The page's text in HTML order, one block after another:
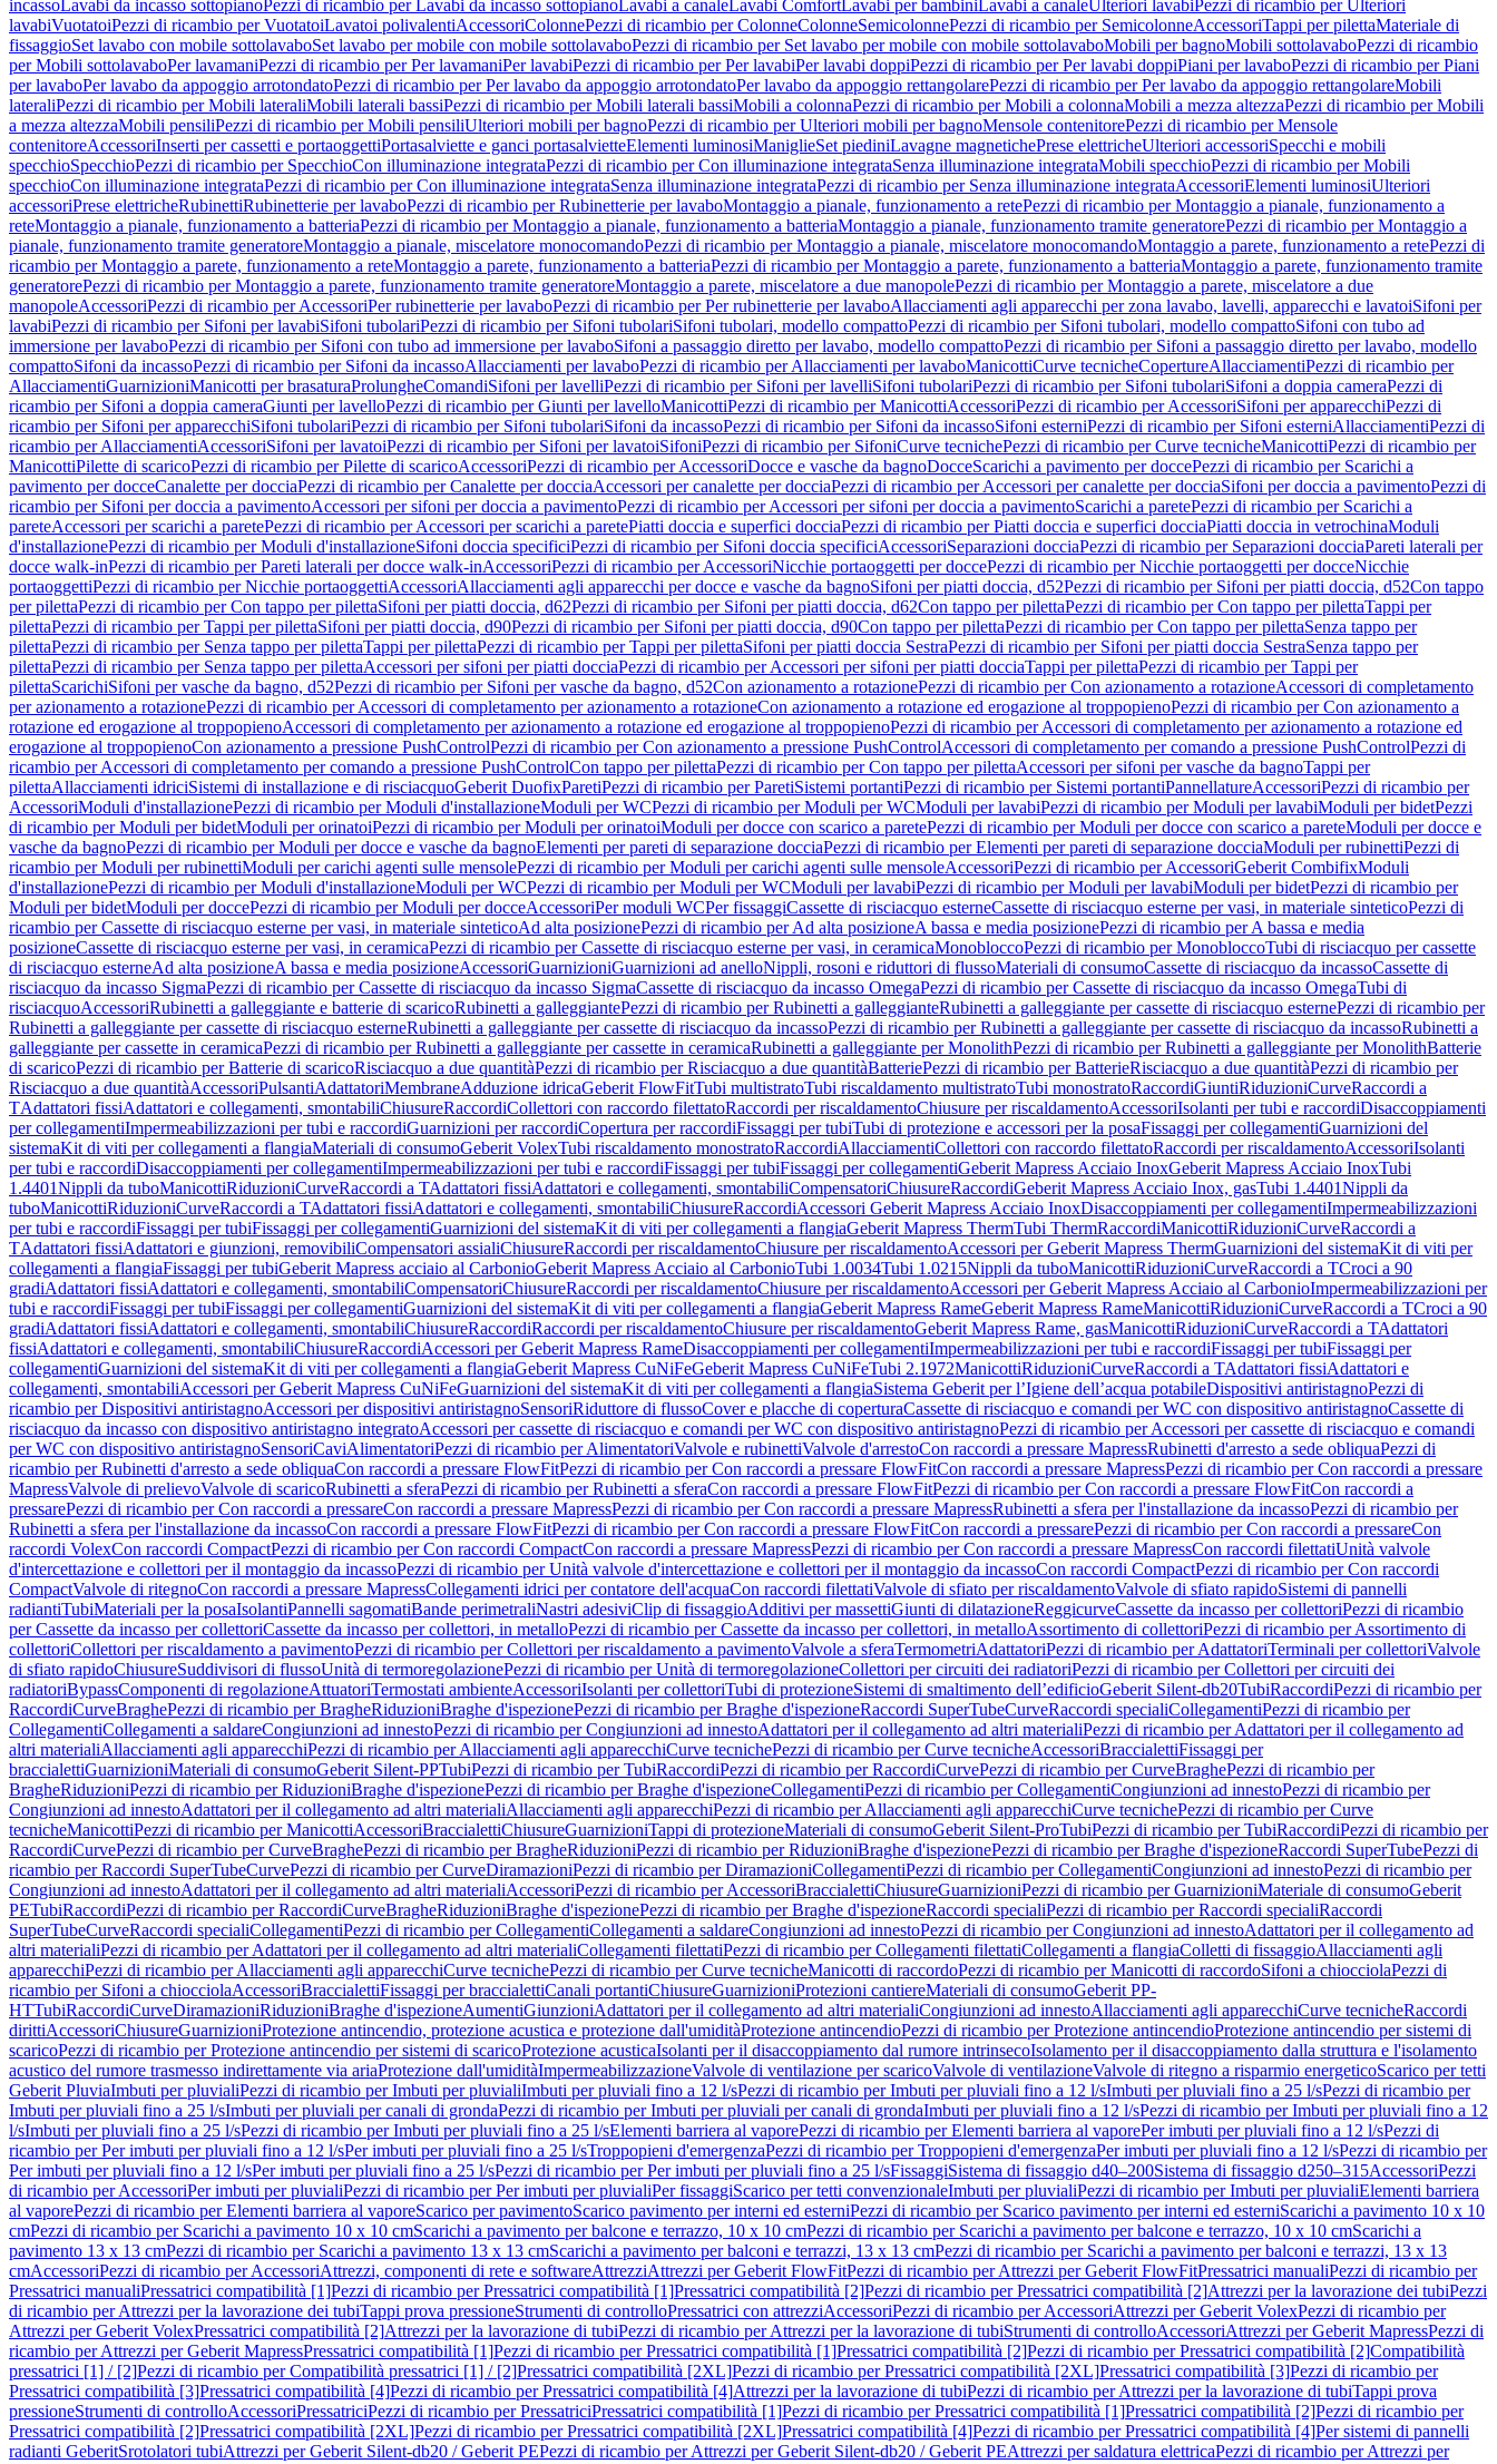
incassoLavabi da incasso sottopianoPezzi di ricambio per Lavabi da incasso sottopianoLavabi a canaleLavabi ComfortLavabi per bambiniLavabi a canaleUlteriori lavabiPezzi di ricambio per Ulteriori
lavabiVuotatoiPezzi di ricambio per VuotatoiLavatoi polivalentiAccessoriColonnePezzi di ricambio per ColonneColonneSemicolonnePezzi di ricambio per SemicolonneAccessoriTappi per pilettaMateriale di
fissaggioSet lavabo con mobile sottolavaboSet lavabo per mobile con mobile sottolavaboPezzi di ricambio per Set lavabo per mobile con mobile sottolavaboMobili per bagnoMobili sottolavaboPezzi di ricambio
per Mobili sottolavaboPer lavamaniPezzi di ricambio per Per lavamaniPer lavabiPezzi di ricambio per Per lavabiPer lavabi doppiPezzi di ricambio per Per lavabi doppiPiani per lavaboPezzi di ricambio per Piani
per lavaboPer lavabo da appoggio arrotondatoPezzi di ricambio per Per lavabo da appoggio arrotondatoPer lavabo da appoggio rettangolarePezzi di ricambio per Per lavabo da appoggio rettangolareMobili
lateraliPezzi di ricambio per Mobili lateraliMobili laterali bassiPezzi di ricambio per Mobili laterali bassiMobili a colonnaPezzi di ricambio per Mobili a colonnaMobili a mezza altezzaPezzi di ricambio per Mobili
a mezza altezzaMobili pensiliPezzi di ricambio per Mobili pensiliUlteriori mobili per bagnoPezzi di ricambio per Ulteriori mobili per bagnoMensole contenitorePezzi di ricambio per Mensole
contenitoreAccessoriInserti per cassetti e portaoggettiPortasalviette e ganci portasalvietteElementi luminosiManiglieSet piediniLavagne magnetichePrese elettricheUlteriori accessoriSpecchi e mobili
specchioSpecchioPezzi di ricambio per SpecchioCon illuminazione integrataPezzi di ricambio per Con illuminazione integrataSenza illuminazione integrataMobili specchioPezzi di ricambio per Mobili
specchioCon illuminazione integrataPezzi di ricambio per Con illuminazione integrataSenza illuminazione integrataPezzi di ricambio per Senza illuminazione integrataAccessoriElementi luminosiUlteriori
accessoriPrese elettricheRubinettiRubinetterie per lavaboPezzi di ricambio per Rubinetterie per lavaboMontaggio a pianale, funzionamento a retePezzi di ricambio per Montaggio a pianale, funzionamento a
reteMontaggio a pianale, funzionamento a batteriaPezzi di ricambio per Montaggio a pianale, funzionamento a batteriaMontaggio a pianale, funzionamento tramite generatorePezzi di ricambio per Montaggio a
pianale, funzionamento tramite generatoreMontaggio a pianale, miscelatore monocomandoPezzi di ricambio per Montaggio a pianale, miscelatore monocomandoMontaggio a parete, funzionamento a retePezzi di
ricambio per Montaggio a parete, funzionamento a reteMontaggio a parete, funzionamento a batteriaPezzi di ricambio per Montaggio a parete, funzionamento a batteriaMontaggio a parete, funzionamento tramite
generatorePezzi di ricambio per Montaggio a parete, funzionamento tramite generatoreMontaggio a parete, miscelatore a due manopolePezzi di ricambio per Montaggio a parete, miscelatore a due
manopoleAccessoriPezzi di ricambio per AccessoriPer rubinetterie per lavaboPezzi di ricambio per Per rubinetterie per lavaboAllacciamenti agli apparecchi per zona lavabo, lavelli, apparecchi e lavatoiSifoni per
lavabiPezzi di ricambio per Sifoni per lavabiSifoni tubolariPezzi di ricambio per Sifoni tubolariSifoni tubolari, modello compattoPezzi di ricambio per Sifoni tubolari, modello compattoSifoni con tubo ad
immersione per lavaboPezzi di ricambio per Sifoni con tubo ad immersione per lavaboSifoni a passaggio diretto per lavabo, modello compattoPezzi di ricambio per Sifoni a passaggio diretto per lavabo, modello
compattoSifoni da incassoPezzi di ricambio per Sifoni da incassoAllacciamenti per lavaboPezzi di ricambio per Allacciamenti per lavaboManicottiCurve tecnicheCopertureAllacciamentiPezzi di ricambio per
AllacciamentiGuarnizioniManicotti per brasaturaProlungheComandiSifoni per lavelliPezzi di ricambio per Sifoni per lavelliSifoni tubolariPezzi di ricambio per Sifoni tubolariSifoni a doppia cameraPezzi di
ricambio per Sifoni a doppia cameraGiunti per lavelloPezzi di ricambio per Giunti per lavelloManicottiPezzi di ricambio per ManicottiAccessoriPezzi di ricambio per AccessoriSifoni per apparecchiPezzi di
ricambio per Sifoni per apparecchiSifoni tubolariPezzi di ricambio per Sifoni tubolariSifoni da incassoPezzi di ricambio per Sifoni da incassoSifoni esterniPezzi di ricambio per Sifoni esterniAllacciamentiPezzi di
ricambio per AllacciamentiAccessoriSifoni per lavatoiPezzi di ricambio per Sifoni per lavatoiSifoniPezzi di ricambio per SifoniCurve tecnichePezzi di ricambio per Curve tecnicheManicottiPezzi di ricambio per
ManicottiPilette di scaricoPezzi di ricambio per Pilette di scaricoAccessoriPezzi di ricambio per AccessoriDocce e vasche da bagnoDocceScarichi a pavimento per doccePezzi di ricambio per Scarichi a
pavimento per docceCanalette per docciaPezzi di ricambio per Canalette per docciaAccessori per canalette per docciaPezzi di ricambio per Accessori per canalette per docciaSifoni per doccia a pavimentoPezzi di
ricambio per Sifoni per doccia a pavimentoAccessori per sifoni per doccia a pavimentoPezzi di ricambio per Accessori per sifoni per doccia a pavimentoScarichi a paretePezzi di ricambio per Scarichi a
pareteAccessori per scarichi a paretePezzi di ricambio per Accessori per scarichi a paretePiatti doccia e superfici docciaPezzi di ricambio per Piatti doccia e superfici docciaPiatti doccia in vetrochinaModuli
d'installazionePezzi di ricambio per Moduli d'installazioneSifoni doccia specificiPezzi di ricambio per Sifoni doccia specificiAccessoriSeparazioni docciaPezzi di ricambio per Separazioni docciaPareti laterali per
docce walk-inPezzi di ricambio per Pareti laterali per docce walk-inAccessoriPezzi di ricambio per AccessoriNicchie portaoggetti per doccePezzi di ricambio per Nicchie portaoggetti per docceNicchie
portaoggettiPezzi di ricambio per Nicchie portaoggettiAccessoriAllacciamenti agli apparecchi per docce e vasche da bagnoSifoni per piatti doccia, d52Pezzi di ricambio per Sifoni per piatti doccia, d52Con tappo
per pilettaPezzi di ricambio per Con tappo per pilettaSifoni per piatti doccia, d62Pezzi di ricambio per Sifoni per piatti doccia, d62Con tappo per pilettaPezzi di ricambio per Con tappo per pilettaTappi per
pilettaPezzi di ricambio per Tappi per pilettaSifoni per piatti doccia, d90Pezzi di ricambio per Sifoni per piatti doccia, d90Con tappo per pilettaPezzi di ricambio per Con tappo per pilettaSenza tappo per
pilettaPezzi di ricambio per Senza tappo per pilettaTappi per pilettaPezzi di ricambio per Tappi per pilettaSifoni per piatti doccia SestraPezzi di ricambio per Sifoni per piatti doccia SestraSenza tappo per
pilettaPezzi di ricambio per Senza tappo per pilettaAccessori per sifoni per piatti docciaPezzi di ricambio per Accessori per sifoni per piatti docciaTappi per pilettaPezzi di ricambio per Tappi per
pilettaScarichiSifoni per vasche da bagno, d52Pezzi di ricambio per Sifoni per vasche da bagno, d52Con azionamento a rotazionePezzi di ricambio per Con azionamento a rotazioneAccessori di completamento
per azionamento a rotazionePezzi di ricambio per Accessori di completamento per azionamento a rotazioneCon azionamento a rotazione ed erogazione al troppopienoPezzi di ricambio per Con azionamento a
rotazione ed erogazione al troppopienoAccessori di completamento per azionamento a rotazione ed erogazione al troppopienoPezzi di ricambio per Accessori di completamento per azionamento a rotazione ed
erogazione al troppopienoCon azionamento a pressione PushControlPezzi di ricambio per Con azionamento a pressione PushControlAccessori di completamento per comando a pressione PushControlPezzi di
ricambio per Accessori di completamento per comando a pressione PushControlCon tappo per pilettaPezzi di ricambio per Con tappo per pilettaAccessori per sifoni per vasche da bagnoTappi per
pilettaAllacciamenti idriciSistemi di installazione e di risciacquoGeberit DuofixParetiPezzi di ricambio per ParetiSistemi portantiPezzi di ricambio per Sistemi portantiPannellatureAccessoriPezzi di ricambio per
AccessoriModuli d'installazionePezzi di ricambio per Moduli d'installazioneModuli per WCPezzi di ricambio per Moduli per WCModuli per lavabiPezzi di ricambio per Moduli per lavabiModuli per bidetPezzi
di ricambio per Moduli per bidetModuli per orinatoiPezzi di ricambio per Moduli per orinatoiModuli per docce con scarico a paretePezzi di ricambio per Moduli per docce con scarico a pareteModuli per docce e
vasche da bagnoPezzi di ricambio per Moduli per docce e vasche da bagnoElementi per pareti di separazione docciaPezzi di ricambio per Elementi per pareti di separazione docciaModuli per rubinettiPezzi di
ricambio per Moduli per rubinettiModuli per carichi agenti sulle mensolePezzi di ricambio per Moduli per carichi agenti sulle mensoleAccessoriPezzi di ricambio per AccessoriGeberit CombifixModuli
d'installazionePezzi di ricambio per Moduli d'installazioneModuli per WCPezzi di ricambio per Moduli per WCModuli per lavabiPezzi di ricambio per Moduli per lavabiModuli per bidetPezzi di ricambio per
Moduli per bidetModuli per doccePezzi di ricambio per Moduli per docceAccessoriPer moduli WCPer fissaggiCassette di risciacquo esterneCassette di risciacquo esterne per vasi, in materiale sinteticoPezzi di
ricambio per Cassette di risciacquo esterne per vasi, in materiale sinteticoAd alta posizionePezzi di ricambio per Ad alta posizioneA bassa e media posizionePezzi di ricambio per A bassa e media
posizioneCassette di risciacquo esterne per vasi, in ceramicaPezzi di ricambio per Cassette di risciacquo esterne per vasi, in ceramicaMonobloccoPezzi di ricambio per MonobloccoTubi di risciacquo per cassette
di risciacquo esterneAd alta posizioneA bassa e media posizioneAccessoriGuarnizioniGuarnizioni ad anelloNippli, rosoni e riduttori di flussoMateriali di consumoCassette di risciacquo da incassoCassette di
risciacquo da incasso SigmaPezzi di ricambio per Cassette di risciacquo da incasso SigmaCassette di risciacquo da incasso OmegaPezzi di ricambio per Cassette di risciacquo da incasso OmegaTubi di
risciacquoAccessoriRubinetti a galleggiante e batterie di scaricoRubinetti a galleggiantePezzi di ricambio per Rubinetti a galleggianteRubinetti a galleggiante per cassette di risciacquo esternePezzi di ricambio per
Rubinetti a galleggiante per cassette di risciacquo esterneRubinetti a galleggiante per cassette di risciacquo da incassoPezzi di ricambio per Rubinetti a galleggiante per cassette di risciacquo da incassoRubinetti a
galleggiante per cassette in ceramicaPezzi di ricambio per Rubinetti a galleggiante per cassette in ceramicaRubinetti a galleggiante per MonolithPezzi di ricambio per Rubinetti a galleggiante per MonolithBatterie
di scaricoPezzi di ricambio per Batterie di scaricoRisciacquo a due quantitàPezzi di ricambio per Risciacquo a due quantitàBatteriePezzi di ricambio per BatterieRisciacquo a due quantitàPezzi di ricambio per
Risciacquo a due quantitàAccessoriPulsantiAdattatoriMembraneAdduzione idricaGeberit FlowFitTubi multistratoTubi riscaldamento multistratoTubi monostratoRaccordiGiuntiRiduzioniCurveRaccordi a
TAdattatori fissiAdattatori e collegamenti, smontabiliChiusureRaccordiCollettori con raccordo filettatoRaccordi per riscaldamentoChiusure per riscaldamentoAccessoriIsolanti per tubi e raccordiDisaccoppiamenti
per collegamentiImpermeabilizzazioni per tubi e raccordiGuarnizioni per raccordiCopertura per raccordiFissaggi per tubiTubi di protezione e accessori per la posaFissaggi per collegamentiGuarnizioni del
sistemaKit di viti per collegamenti a flangiaMateriali di consumoGeberit VolexTubi riscaldamento monostratoRaccordiAllacciamentiCollettori con raccordo filettatoRaccordi per riscaldamentoAccessoriIsolanti
per tubi e raccordiDisaccoppiamenti per collegamentiImpermeabilizzazioni per tubi e raccordiFissaggi per tubiFissaggi per collegamentiGeberit Mapress Acciaio InoxGeberit Mapress Acciaio InoxTubi
1.4401Nippli da tuboManicottiRiduzioniCurveRaccordi a TAdattatori fissiAdattatori e collegamenti, smontabiliCompensatoriChiusureRaccordiGeberit Mapress Acciaio Inox, gasTubi 1.4401Nippli da
tuboManicottiRiduzioniCurveRaccordi a TAdattatori fissiAdattatori e collegamenti, smontabiliChiusureRaccordiAccessori Geberit Mapress Acciaio InoxDisaccoppiamenti per collegamentiImpermeabilizzazioni
per tubi e raccordiFissaggi per tubiFissaggi per collegamentiGuarnizioni del sistemaKit di viti per collegamenti a flangiaGeberit Mapress ThermTubi ThermRaccordiManicottiRiduzioniCurveRaccordi a
TAdattatori fissiAdattatori e giunzioni, removibiliCompensatori assialiChiusureRaccordi per riscaldamentoChiusure per riscaldamentoAccessori per Geberit Mapress ThermGuarnizioni del sistemaKit di viti per
collegamenti a flangiaFissaggi per tubiGeberit Mapress acciaio al CarbonioGeberit Mapress Acciaio al CarbonioTubi 1.0034Tubi 1.0215Nippli da tuboManicottiRiduzioniCurveRaccordi a TCroci a 90
gradiAdattatori fissiAdattatori e collegamenti, smontabiliCompensatoriChiusureRaccordi per riscaldamentoChiusure per riscaldamentoAccessori per Geberit Mapress Acciaio al CarbonioImpermeabilizzazioni per
tubi e raccordiFissaggi per tubiFissaggi per collegamentiGuarnizioni del sistemaKit di viti per collegamenti a flangiaGeberit Mapress RameGeberit Mapress RameManicottiRiduzioniCurveRaccordi a TCroci a 90
gradiAdattatori fissiAdattatori e collegamenti, smontabiliChiusureRaccordiRaccordi per riscaldamentoChiusure per riscaldamentoGeberit Mapress Rame, gasManicottiRiduzioniCurveRaccordi a TAdattatori
fissiAdattatori e collegamenti, smontabiliChiusureRaccordiAccessori per Geberit Mapress RameDisaccoppiamenti per collegamentiImpermeabilizzazioni per tubi e raccordiFissaggi per tubiFissaggi per
collegamentiGuarnizioni del sistemaKit di viti per collegamenti a flangiaGeberit Mapress CuNiFeGeberit Mapress CuNiFeTubi 2.1972ManicottiRiduzioniCurveRaccordi a TAdattatori fissiAdattatori e
collegamenti, smontabiliAccessori per Geberit Mapress CuNiFeGuarnizioni del sistemaKit di viti per collegamenti a flangiaSistema Geberit per l’Igiene dell’acqua potabileDispositivi antiristagnoPezzi di
ricambio per Dispositivi antiristagnoAccessori per dispositivi antiristagnoSensoriRiduttore di flussoCover e placche di coperturaCassette di risciacquo e comandi per WC con dispositivo antiristagnoCassette di
risciacquo da incasso con dispositivo antiristagno integratoAccessori per cassette di risciacquo e comandi per WC con dispositivo antiristagnoPezzi di ricambio per Accessori per cassette di risciacquo e comandi
per WC con dispositivo antiristagnoSensoriCaviAlimentatoriPezzi di ricambio per AlimentatoriValvole e rubinettiValvole d'arrestoCon raccordi a pressare MapressRubinetti d'arresto a sede obliquaPezzi di
ricambio per Rubinetti d'arresto a sede obliquaCon raccordi a pressare FlowFitPezzi di ricambio per Con raccordi a pressare FlowFitCon raccordi a pressare MapressPezzi di ricambio per Con raccordi a pressare
MapressValvole di prelievoValvole di scaricoRubinetti a sferaPezzi di ricambio per Rubinetti a sferaCon raccordi a pressare FlowFitPezzi di ricambio per Con raccordi a pressare FlowFitCon raccordi a
pressarePezzi di ricambio per Con raccordi a pressareCon raccordi a pressare MapressPezzi di ricambio per Con raccordi a pressare MapressRubinetti a sfera per l'installazione da incassoPezzi di ricambio per
Rubinetti a sfera per l'installazione da incassoCon raccordi a pressare FlowFitPezzi di ricambio per Con raccordi a pressare FlowFitCon raccordi a pressarePezzi di ricambio per Con raccordi a pressareCon
raccordi VolexCon raccordi CompactPezzi di ricambio per Con raccordi CompactCon raccordi a pressare MapressPezzi di ricambio per Con raccordi a pressare MapressCon raccordi filettatiUnità valvole
d'intercettazione e collettori per il montaggio da incassoPezzi di ricambio per Unità valvole d'intercettazione e collettori per il montaggio da incassoCon raccordi CompactPezzi di ricambio per Con raccordi
CompactValvole di ritegnoCon raccordi a pressare MapressCollegamenti idrici per contatore dell'acquaCon raccordi filettatiValvole di sfiato per riscaldamentoValvole di sfiato rapidoSistemi di pannelli
radiantiTubiMateriali per la posaIsolantiPannelli sagomatiBande perimetraliNastri adesiviClip di fissaggioAdditivi per massettiGiunti di dilatazioneReggicurveCassette da incasso per collettoriPezzi di ricambio
per Cassette da incasso per collettoriCassette da incasso per collettori, in metalloPezzi di ricambio per Cassette da incasso per collettori, in metalloAssortimento di collettoriPezzi di ricambio per Assortimento di
collettoriCollettori per riscaldamento a pavimentoPezzi di ricambio per Collettori per riscaldamento a pavimentoValvole a sferaTermometriAdattatoriPezzi di ricambio per AdattatoriTerminali per collettoriValvole
di sfiato rapidoChiusureSuddivisori di flussoUnità di termoregolazionePezzi di ricambio per Unità di termoregolazioneCollettori per circuiti dei radiatoriPezzi di ricambio per Collettori per circuiti dei
radiatoriBypassComponenti di regolazioneAttuatoriTermostati ambienteAccessoriIsolanti per collettoriTubi di protezioneSistemi di smaltimento dell’edificioGeberit Silent-db20TubiRaccordiPezzi di ricambio per
RaccordiCurveBraghePezzi di ricambio per BragheRiduzioniBraghe d'ispezionePezzi di ricambio per Braghe d'ispezioneRaccordi SuperTubeCurveRaccordi specialiCollegamentiPezzi di ricambio per
CollegamentiCollegamenti a saldareCongiunzioni ad innestoPezzi di ricambio per Congiunzioni ad innestoAdattatori per il collegamento ad altri materialiPezzi di ricambio per Adattatori per il collegamento ad
altri materialiAllacciamenti agli apparecchiPezzi di ricambio per Allacciamenti agli apparecchiCurve tecnichePezzi di ricambio per Curve tecnicheAccessoriBraccialettiFissaggi per
braccialettiGuarnizioniMateriali di consumoGeberit Silent-PPTubiPezzi di ricambio per TubiRaccordiPezzi di ricambio per RaccordiCurvePezzi di ricambio per CurveBraghePezzi di ricambio per
BragheRiduzioniPezzi di ricambio per RiduzioniBraghe d'ispezionePezzi di ricambio per Braghe d'ispezioneCollegamentiPezzi di ricambio per CollegamentiCongiunzioni ad innestoPezzi di ricambio per
Congiunzioni ad innestoAdattatori per il collegamento ad altri materialiAllacciamenti agli apparecchiPezzi di ricambio per Allacciamenti agli apparecchiCurve tecnichePezzi di ricambio per Curve
tecnicheManicottiPezzi di ricambio per ManicottiAccessoriBraccialettiChiusureGuarnizioniTappi di protezioneMateriali di consumoGeberit Silent-ProTubiPezzi di ricambio per TubiRaccordiPezzi di ricambio per
RaccordiCurvePezzi di ricambio per CurveBraghePezzi di ricambio per BragheRiduzioniPezzi di ricambio per RiduzioniBraghe d'ispezionePezzi di ricambio per Braghe d'ispezioneRaccordi SuperTubePezzi di
ricambio per Raccordi SuperTubeCurvePezzi di ricambio per CurveDiramazioniPezzi di ricambio per DiramazioniCollegamentiPezzi di ricambio per CollegamentiCongiunzioni ad innestoPezzi di ricambio per
Congiunzioni ad innestoAdattatori per il collegamento ad altri materialiAccessoriPezzi di ricambio per AccessoriBraccialettiChiusureGuarnizioniPezzi di ricambio per GuarnizioniMateriale di consumoGeberit
PETubiRaccordiPezzi di ricambio per RaccordiCurveBragheRiduzioniBraghe d'ispezionePezzi di ricambio per Braghe d'ispezioneRaccordi specialiPezzi di ricambio per Raccordi specialiRaccordi
SuperTubeCurveRaccordi specialiCollegamentiPezzi di ricambio per CollegamentiCollegamenti a saldareCongiunzioni ad innestoPezzi di ricambio per Congiunzioni ad innestoAdattatori per il collegamento ad
altri materialiPezzi di ricambio per Adattatori per il collegamento ad altri materialiCollegamenti filettatiPezzi di ricambio per Collegamenti filettatiCollegamenti a flangiaColletti di fissaggioAllacciamenti agli
apparecchiPezzi di ricambio per Allacciamenti agli apparecchiCurve tecnichePezzi di ricambio per Curve tecnicheManicotti di raccordoPezzi di ricambio per Manicotti di raccordoSifoni a chiocciolaPezzi di
ricambio per Sifoni a chiocciolaAccessoriBraccialettiFissaggi per braccialettiCanali portantiChiusureGuarnizioniProtezioni cantiereMateriali di consumoGeberit PP-
HTTubiRaccordiCurveDiramazioniRiduzioniBraghe d'ispezioneAumentiGiunzioniAdattatori per il collegamento ad altri materialiCongiunzioni ad innestoAllacciamenti agli apparecchiCurve tecnicheRaccordi
dirittiAccessoriChiusureGuarnizioniProtezione antincendio, protezione acustica e protezione dall'umiditàProtezione antincendioPezzi di ricambio per Protezione antincendioProtezione antincendio per sistemi di
scaricoPezzi di ricambio per Protezione antincendio per sistemi di scaricoProtezione acusticaIsolanti per il disaccoppiamento dal rumore intrinsecoIsolamento per il disaccoppiamento dalla struttura e l'isolamento
acustico del rumore trasmesso indirettamente via ariaProtezione dall'umiditàImpermeabilizzazioneValvole di ventilazione per scaricoValvole di ventilazioneValvole di ritegno a risparmio energeticoScarico per tetti
Geberit PluviaImbuti per pluvialiPezzi di ricambio per Imbuti per pluvialiImbuti per pluviali fino a 12 l/sPezzi di ricambio per Imbuti per pluviali fino a 12 l/sImbuti per pluviali fino a 25 l/sPezzi di ricambio per
Imbuti per pluviali fino a 25 l/sImbuti per pluviali per canali di grondaPezzi di ricambio per Imbuti per pluviali per canali di grondaImbuti per pluviali fino a 12 l/sPezzi di ricambio per Imbuti per pluviali fino a 12
l/sImbuti per pluviali fino a 25 l/sPezzi di ricambio per Imbuti per pluviali fino a 25 l/sElementi barriera al vaporePezzi di ricambio per Elementi barriera al vaporePer imbuti per pluviali fino a 12 l/sPezzi di
ricambio per Per imbuti per pluviali fino a 12 l/sPer imbuti per pluviali fino a 25 l/sTroppopieni d'emergenzaPezzi di ricambio per Troppopieni d'emergenzaPer imbuti per pluviali fino a 12 l/sPezzi di ricambio per
Per imbuti per pluviali fino a 12 l/sPer imbuti per pluviali fino a 25 l/sPezzi di ricambio per Per imbuti per pluviali fino a 25 l/sFissaggiSistema di fissaggio d40–200Sistema di fissaggio d250–315AccessoriPezzi
di ricambio per AccessoriPer imbuti per pluvialiPezzi di ricambio per Per imbuti per pluvialiPer fissaggiScarico per tetti convenzionaleImbuti per pluvialiPezzi di ricambio per Imbuti per pluvialiElementi barriera
al vaporePezzi di ricambio per Elementi barriera al vaporeScarico per pavimentoScarico pavimento per interni ed esterniPezzi di ricambio per Scarico pavimento per interni ed esterniScarichi a pavimento 10 x 10
cmPezzi di ricambio per Scarichi a pavimento 10 x 10 cmScarichi a pavimento per balcone e terrazzo, 10 x 10 cmPezzi di ricambio per Scarichi a pavimento per balcone e terrazzo, 10 x 10 cmScarichi a
pavimento 13 x 13 cmPezzi di ricambio per Scarichi a pavimento 13 x 13 cmScarichi a pavimento per balconi e terrazzi, 13 x 13 cmPezzi di ricambio per Scarichi a pavimento per balconi e terrazzi, 13 x 13
cmAccessoriPezzi di ricambio per AccessoriAttrezzi, componenti di rete e softwareAttrezziAttrezzi per Geberit FlowFitPezzi di ricambio per Attrezzi per Geberit FlowFitPressatrici manualiPezzi di ricambio per
Pressatrici manualiPressatrici compatibilità [1]Pezzi di ricambio per Pressatrici compatibilità [1]Pressatrici compatibilità [2]Pezzi di ricambio per Pressatrici compatibilità [2]Attrezzi per la lavorazione dei tubiPezzi
di ricambio per Attrezzi per la lavorazione dei tubiTappi prova pressioneStrumenti di controlloPressatrici con attrezziAccessoriPezzi di ricambio per AccessoriAttrezzi per Geberit VolexPezzi di ricambio per
Attrezzi per Geberit VolexPressatrici compatibilità [2]Attrezzi per la lavorazione di tubiPezzi di ricambio per Attrezzi per la lavorazione di tubiStrumenti di controlloAccessoriAttrezzi per Geberit MapressPezzi di
ricambio per Attrezzi per Geberit MapressPressatrici compatibilità [1]Pezzi di ricambio per Pressatrici compatibilità [1]Pressatrici compatibilità [2]Pezzi di ricambio per Pressatrici compatibilità [2]Compatibilità
pressatrici [1] / [2]Pezzi di ricambio per Compatibilità pressatrici [1] / [2]Pressatrici compatibilità [2XL]Pezzi di ricambio per Pressatrici compatibilità [2XL]Pressatrici compatibilità [3]Pezzi di ricambio per
Pressatrici compatibilità [3]Pressatrici compatibilità [4]Pezzi di ricambio per Pressatrici compatibilità [4]Attrezzi per la lavorazione di tubiPezzi di ricambio per Attrezzi per la lavorazione di tubiTappi prova
pressioneStrumenti di controlloAccessoriPressatriciPezzi di ricambio per PressatriciPressatrici compatibilità [1]Pezzi di ricambio per Pressatrici compatibilità [1]Pressatrici compatibilità [2]Pezzi di ricambio per
Pressatrici compatibilità [2]Pressatrici compatibilità [2XL]Pezzi di ricambio per Pressatrici compatibilità [2XL]Pressatrici compatibilità [4]Pezzi di ricambio per Pressatrici compatibilità [4]Per sistemi di pannelli
radianti GeberitSrotolatori tubiAttrezzi per Geberit Silent-db20 / Geberit PEPezzi di ricambio per Attrezzi per Geberit Silent-db20 / Geberit PEAttrezzi per saldatura elettricaPezzi di ricambio per Attrezzi per